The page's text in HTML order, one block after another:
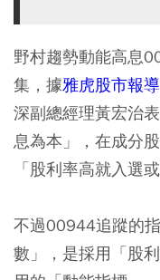
野村趨勢動能高息
集，據雅虎股市報導
深副總經理黃宏治
息為本」，在成分
「股利率高就入選
不過00944追蹤的
數」，是採用「股